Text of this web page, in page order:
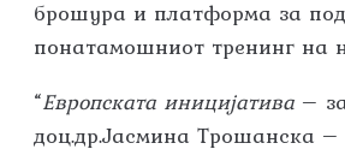
брошура и платформа за
понатамошниот тренинг на
“Европската иницијатива –
доц.др.Јасмина Трошанска –